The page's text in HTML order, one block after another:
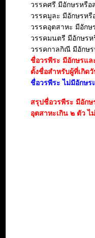
วรรคศรี มีอักษรหรือ
วรรคมูละ มีอักษรห
วรรคอุตสาหะ มีอัก
วรรคมนตรี มีอักษร
วรรคกาลกิณี มีอักษ
ชื่อวรพีระ มีอักษรแ
ตั้งชื่อสำหรับผู้ที่เกิด
ชื่อวรพีระ ไม่มีอักษ
สรุปชื่อวรพีระ มีอัก
อุตสาหะเกิน ๒ ตัว